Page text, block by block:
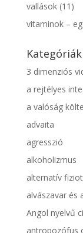
vallások(11)
vitaminok –
Kategóriák
3 dimenziós
a rejtélyes
a valóság
advaita
agresszió
alkoholizmus
alternatív
alvászavar és
Angol nyelvű
antropozófus